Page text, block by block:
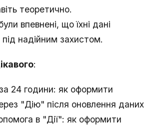
теоретично.
впевнені, що їхні дані
надійним захистом.
:
24 години: як оформити
"Дію" після оновлення даних
в "Дії": як оформити